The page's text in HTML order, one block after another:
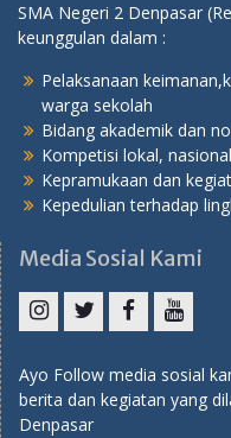
SMA Negeri 2 Denpasar
keunggulan dalam :
Pelaksanaan
warga sekolah
Bidang akademik dan
Kompetisi lokal,
Kepramukaan dan
Kepedulian terhadap
Media Sosial Kami
Ayo Follow media sosial
berita dan kegiatan yang
Denpasar